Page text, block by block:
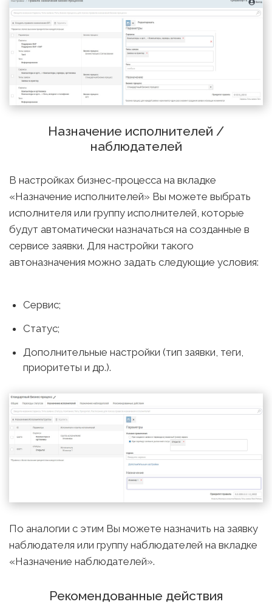
Назначение исполнителей /
наблюдателей
В настройках бизнес-процесса на вкладке
«Назначение исполнителей» Вы можете выбрать
исполнителя или группу исполнителей, которые
будут автоматически назначаться на созданные в
сервисе заявки. Для настройки такого
автоназначения можно задать следующие условия:
Сервис;
Статус;
Дополнительные настройки (тип заявки, теги,
приоритеты и др.).
По аналогии с этим Вы можете назначить на заявку
наблюдателя или группу наблюдателей на вкладке
«Назначение наблюдателей».
Рекомендованные действия